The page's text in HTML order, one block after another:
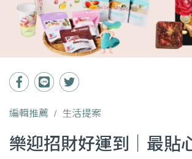
編輯推薦 生活提案
樂迎招財好運到｜最貼